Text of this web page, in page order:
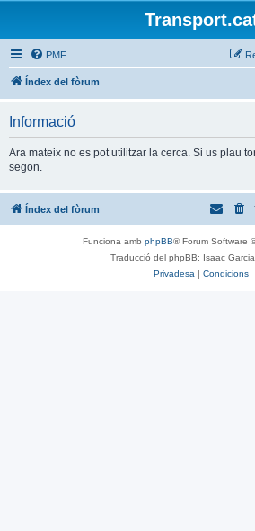
PMF
Índex del fòrum
Informació
Ara mateix no es pot utilitzar la cerca. Si us plau
segon.
Índex del fòrum
Funciona amb phpBB® Forum Software
Traducció del phpBB: Isaac
Privadesa | Condicions